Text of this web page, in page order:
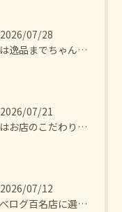
2026/07/28
実は逸品までちゃんと美味しいんです🫨
2026/07/21
実はお店のこだわりは塩にあります🧂
2026/07/12
食べログ百名店に選ばれた焼き鳥屋